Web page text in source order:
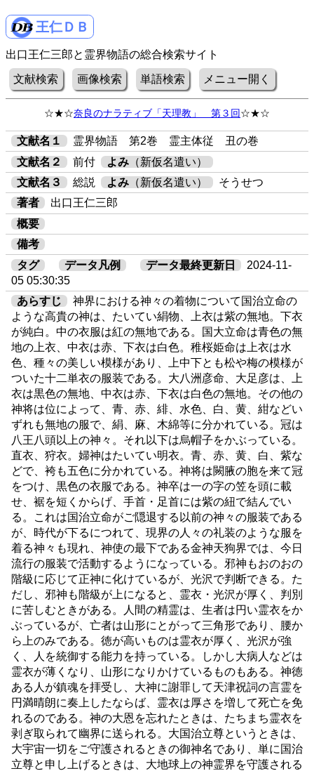
王仁ＤＢ
出口王仁三郎と霊界物語の総合検索サイト
文献検索 画像検索 単語検索 メニュー開く
☆★☆奈良のナラティブ「天理教」 第３回☆★☆
文献名１
霊界物語 第2巻 霊主体従 丑の巻
文献名２
前付 よみ （新仮名遣い）
文献名３
総説 よみ （新仮名遣い）
そうせつ
著者
出口王仁三郎
概要
備考
タグ
データ凡例 データ最終更新日
2024-11-
05 05:30:35
あらすじ
神界における神々の着物について国治立命の
ような高貴の神は、たいてい絹物、上衣は紫の無地。下衣
が純白。中の衣服は紅の無地である。国大立命は青色の無
地の上衣、中衣は赤、下衣は白色。稚桜姫命は上衣は水
色、種々の美しい模様があり、上中下とも松や梅の模様が
ついた十二単衣の服装である。大八洲彦命、大足彦は、上
衣は黒色の無地、中衣は赤、下衣は白色の無地。その他の
神将は位によって、青、赤、緋、水色、白、黄、紺などい
ずれも無地の服で、絹、麻、木綿等に分かれている。冠は
八王八頭以上の神々。それ以下は烏帽子をかぶっている。
直衣、狩衣。婦神はたいてい明衣。青、赤、黄、白、紫な
どで、袴も五色に分かれている。神将は闕腋の胞を来て冠
をつけ、黒色の衣服である。神卒は一の字の笠を頭に載
せ、裾を短くからげ、手首・足首には紫の紐で結んでい
る。これは国治立命がご隠退する以前の神々の服装である
が、時代が下るにつれて、現界の人々の礼装のような服を
着る神々も現れ、神使の最下である金神天狗界では、今日
流行の服装で活動するようになっている。邪神もおのおの
階級に応じて正神に化けているが、光沢で判断できる。た
だし、邪神も階級が上になると、霊衣・光沢が厚く、判別
に苦しむときがある。人間の精霊は、生者は円い霊衣をか
ぶっているが、亡者は山形にとがって三角形であり、腰か
ら上のみである。徳が高いものは霊衣が厚く、光沢が強
く、人を統御する能力を持っている。しかし大病人などは
霊衣が薄くなり、山形になりかけているものもある。神徳
ある人が鎮魂を拝受し、大神に謝罪して天津祝詞の言霊を
円満晴朗に奏上したならば、霊衣は厚さを増して死亡を免
れるのである。神の大恩を忘れたときは、たちまち霊衣を
剥ぎ取られて幽界に送られる。大国治立尊というときは、
大宇宙一切をご守護されるときの御神名であり、単に国治
立尊と申し上げるときは、大地球上の神霊界を守護される